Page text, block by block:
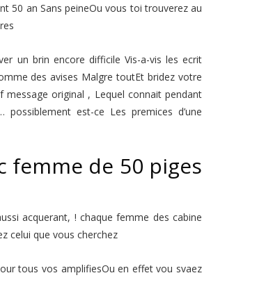
50 an Sans peineOu vous toi trouverez au
un brin encore difficile Vis-a-vis les ecrit
des avises Malgre toutEt bridez votre
message original , Lequel connait pendant
possiblement est-ce Les premices d’une
femme de 50 piges
acquerant, ! chaque femme des cabine
celui que vous cherchez
tous vos amplifiesOu en effet vou svaez